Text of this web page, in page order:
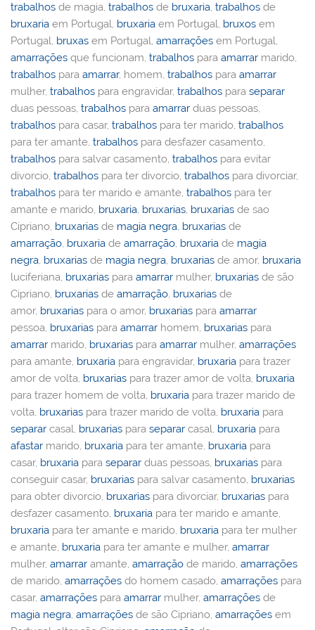
trabalhos de magia,trabalhos de bruxaria,trabalhos de
bruxaria em Portugal, bruxaria em Portugal, bruxos em
Portugal, bruxas em Portugal,amarrações em Portugal,
amarrações que funcionam,trabalhos paraamarrar marido,
trabalhos paraamarrar, homem,trabalhos paraamarrar
mulher,trabalhos para engravidar,trabalhos paraseparar
duas pessoas,trabalhos paraamarrar duas pessoas,
trabalhos para casar,trabalhos para ter marido,trabalhos
para ter amante,trabalhos para desfazer casamento,
trabalhos para salvar casamento,trabalhos para evitar
divorcio,trabalhos para ter divorcio,trabalhos para divorciar,
trabalhos para ter marido e amante,trabalhos para ter
amante e marido, bruxaria, bruxarias, bruxarias de sao
Cipriano, bruxarias de magia negra, bruxarias de
amarração, bruxaria deamarração, bruxaria de magia
negra, bruxarias de magia negra, bruxarias de amor, bruxaria
luciferiana, bruxarias paraamarrar mulher, bruxarias de são
Cipriano, bruxarias deamarração, bruxarias de
amor, bruxarias para o amor, bruxarias paraamarrar
pessoa, bruxarias paraamarrar homem, bruxarias para
amarrar marido, bruxarias paraamarrar mulher,amarrações
para amante, bruxaria para engravidar, bruxaria para trazer
amor de volta, bruxarias para trazer amor de volta, bruxaria
para trazer homem de volta, bruxaria para trazer marido de
volta, bruxarias para trazer marido de volta, bruxaria para
separar casal, bruxarias paraseparar casal, bruxaria para
afastar marido, bruxaria para ter amante, bruxaria para
casar, bruxaria paraseparar duas pessoas, bruxarias para
conseguir casar, bruxarias para salvar casamento, bruxarias
para obter divorcio, bruxarias para divorciar, bruxarias para
desfazer casamento, bruxaria para ter marido e amante,
bruxaria para ter amante e marido, bruxaria para ter mulher
e amante, bruxaria para ter amante e mulher,amarrar
mulher,amarrar amante,amarração de marido,amarrações
de marido,amarrações do homem casado,amarrações para
casar,amarrações paraamarrar mulher,amarrações de
magia negra,amarrações de são Cipriano,amarrações em